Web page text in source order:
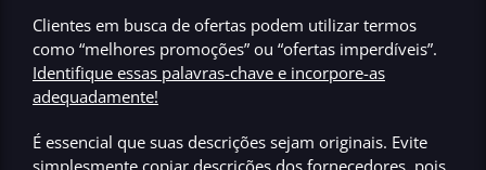
Clientes em busca de ofertas podem utilizar termos
como “melhores promoções” ou “ofertas imperdíveis”.
Identifique essas palavras-chave e incorpore-as
adequadamente!
É essencial que suas descrições sejam originais. Evite
simplesmente copiar descrições dos fornecedores, pois